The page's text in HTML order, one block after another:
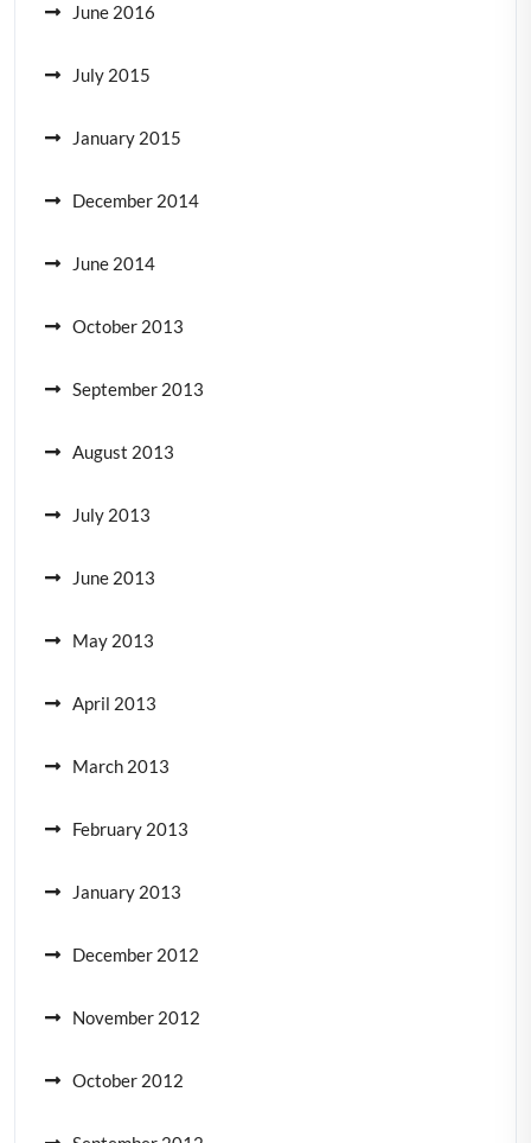
June 2016
July 2015
January 2015
December 2014
June 2014
October 2013
September 2013
August 2013
July 2013
June 2013
May 2013
April 2013
March 2013
February 2013
January 2013
December 2012
November 2012
October 2012